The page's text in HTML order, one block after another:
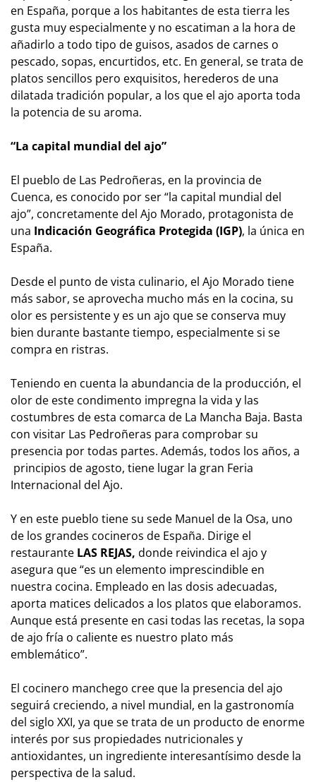
en España, porque a los habitantes de esta tierra les
gusta muy especialmente y no escatiman a la hora de
añadirlo a todo tipo de guisos, asados de carnes o
pescado, sopas, encurtidos, etc. En general, se trata de
platos sencillos pero exquisitos, herederos de una
dilatada tradición popular, a los que el ajo aporta toda
la potencia de su aroma.
“La capital mundial del ajo”
El pueblo de Las Pedroñeras, en la provincia de
Cuenca, es conocido por ser “la capital mundial del
ajo”, concretamente del Ajo Morado, protagonista de
una Indicación Geográfica Protegida (IGP), la única en
España.
Desde el punto de vista culinario, el Ajo Morado tiene
más sabor, se aprovecha mucho más en la cocina, su
olor es persistente y es un ajo que se conserva muy
bien durante bastante tiempo, especialmente si se
compra en ristras.
Teniendo en cuenta la abundancia de la producción, el
olor de este condimento impregna la vida y las
costumbres de esta comarca de La Mancha Baja. Basta
con visitar Las Pedroñeras para comprobar su
presencia por todas partes. Además, todos los años, a
principios de agosto, tiene lugar la gran Feria
Internacional del Ajo.
Y en este pueblo tiene su sede Manuel de la Osa, uno
de los grandes cocineros de España. Dirige el
restaurante LAS REJAS, donde reivindica el ajo y
asegura que “es un elemento imprescindible en
nuestra cocina. Empleado en las dosis adecuadas,
aporta matices delicados a los platos que elaboramos.
Aunque está presente en casi todas las recetas, la sopa
de ajo fría o caliente es nuestro plato más
emblemático”.
El cocinero manchego cree que la presencia del ajo
seguirá creciendo, a nivel mundial, en la gastronomía
del siglo XXI, ya que se trata de un producto de enorme
interés por sus propiedades nutricionales y
antioxidantes, un ingrediente interesantísimo desde la
perspectiva de la salud.